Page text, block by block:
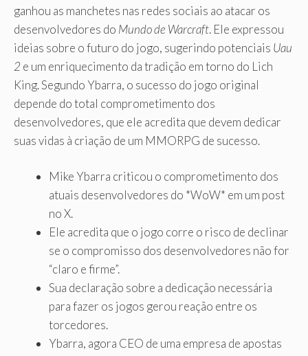
ganhou as manchetes nas redes sociais ao atacar os
desenvolvedores do Mundo de Warcraft. Ele expressou
ideias sobre o futuro do jogo, sugerindo potenciais Uau
2 e um enriquecimento da tradição em torno do Lich
King. Segundo Ybarra, o sucesso do jogo original
depende do total comprometimento dos
desenvolvedores, que ele acredita que devem dedicar
suas vidas à criação de um MMORPG de sucesso.
Mike Ybarra criticou o comprometimento dos
atuais desenvolvedores do *WoW* em um post
no X.
Ele acredita que o jogo corre o risco de declinar
se o compromisso dos desenvolvedores não for
“claro e firme”.
Sua declaração sobre a dedicação necessária
para fazer os jogos gerou reação entre os
torcedores.
Ybarra, agora CEO de uma empresa de apostas